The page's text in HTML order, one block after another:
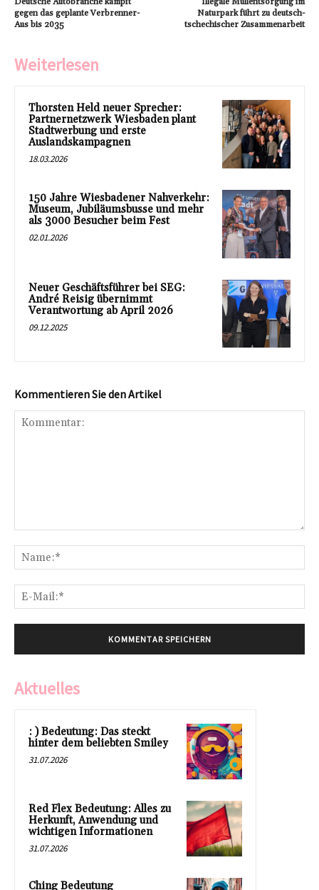
gegen das geplante Verbrenner-
Aus bis 2035
Naturpark führt zu deutsch-
tschechischer Zusammenarbeit
Weiterlesen
Thorsten Held neuer Sprecher:
Partnernetzwerk Wiesbaden plant
Stadtwerbung und erste
Auslandskampagnen
18.03.2026
150 Jahre Wiesbadener Nahverkehr:
Museum, Jubiläumsbusse und mehr
als 3000 Besucher beim Fest
02.01.2026
Neuer Geschäftsführer bei SEG:
André Reisig übernimmt
Verantwortung ab April 2026
09.12.2025
Kommentieren Sie den Artikel
Aktuelles
: ) Bedeutung: Das steckt
hinter dem beliebten Smiley
31.07.2026
Red Flex Bedeutung: Alles zu
Herkunft, Anwendung und
wichtigen Informationen
31.07.2026
Ching Bedeutung